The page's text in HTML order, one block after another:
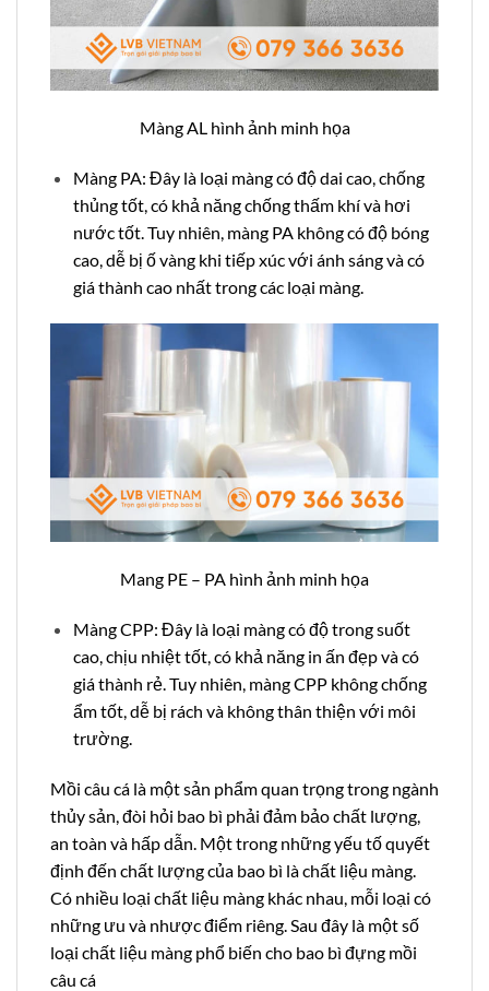
Màng AL hình ảnh minh họa
Màng PA: Đây là loại màng có độ dai cao, chống
thủng tốt, có khả năng chống thấm khí và hơi
nước tốt. Tuy nhiên, màng PA không có độ bóng
cao, dễ bị ố vàng khi tiếp xúc với ánh sáng và có
giá thành cao nhất trong các loại màng.
Mang PE – PA hình ảnh minh họa
Màng CPP: Đây là loại màng có độ trong suốt
cao, chịu nhiệt tốt, có khả năng in ấn đẹp và có
giá thành rẻ. Tuy nhiên, màng CPP không chống
ẩm tốt, dễ bị rách và không thân thiện với môi
trường.
Mồi câu cá là một sản phẩm quan trọng trong ngành
thủy sản, đòi hỏi bao bì phải đảm bảo chất lượng,
an toàn và hấp dẫn. Một trong những yếu tố quyết
định đến chất lượng của bao bì là chất liệu màng.
Có nhiều loại chất liệu màng khác nhau, mỗi loại có
những ưu và nhược điểm riêng. Sau đây là một số
loại chất liệu màng phổ biến cho bao bì đựng mồi
câu cá